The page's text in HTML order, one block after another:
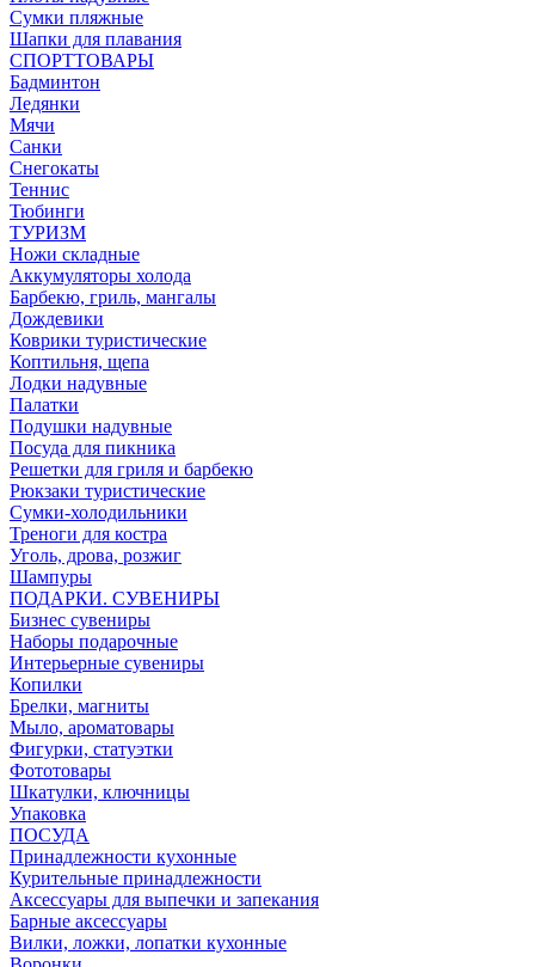
Сумки пляжные
Шапки для плавания
СПОРТТОВАРЫ
Бадминтон
Ледянки
Мячи
Санки
Снегокаты
Теннис
Тюбинги
ТУРИЗМ
Ножи складные
Аккумуляторы холода
Барбекю, гриль, мангалы
Дождевики
Коврики туристические
Коптильня, щепа
Лодки надувные
Палатки
Подушки надувные
Посуда для пикника
Решетки для гриля и барбекю
Рюкзаки туристические
Сумки-холодильники
Треноги для костра
Уголь, дрова, розжиг
Шампуры
ПОДАРКИ. СУВЕНИРЫ
Бизнес сувениры
Наборы подарочные
Интерьерные сувениры
Копилки
Брелки, магниты
Мыло, ароматовары
Фигурки, статуэтки
Фототовары
Шкатулки, ключницы
Упаковка
ПОСУДА
Принадлежности кухонные
Курительные принадлежности
Аксессуары для выпечки и запекания
Барные аксессуары
Вилки, ложки, лопатки кухонные